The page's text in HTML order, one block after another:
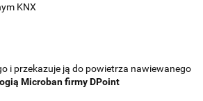
KNX
i przekazuje ją do powietrza nawiewanego
Microban firmy DPoint